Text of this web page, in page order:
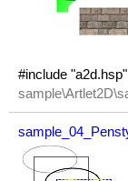
#include